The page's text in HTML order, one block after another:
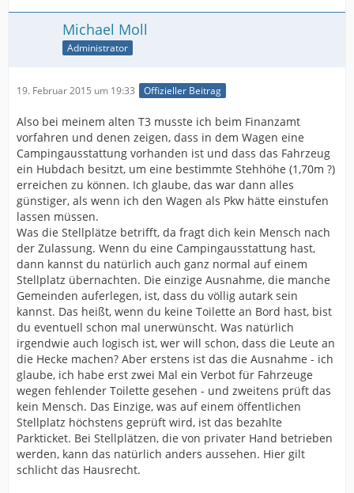
Michael Moll
Administrator
19. Februar 2015 um 19:33 Offizieller Beitrag
Also bei meinem alten T3 musste ich beim Finanzamt
vorfahren und denen zeigen, dass in dem Wagen eine
Campingausstattung vorhanden ist und dass das Fahrzeug
ein Hubdach besitzt, um eine bestimmte Stehhöhe (1,70m ?)
erreichen zu können. Ich glaube, das war dann alles
günstiger, als wenn ich den Wagen als Pkw hätte einstufen
lassen müssen.
Was die Stellplätze betrifft, da fragt dich kein Mensch nach
der Zulassung. Wenn du eine Campingausstattung hast,
dann kannst du natürlich auch ganz normal auf einem
Stellplatz übernachten. Die einzige Ausnahme, die manche
Gemeinden auferlegen, ist, dass du völlig autark sein
kannst. Das heißt, wenn du keine Toilette an Bord hast, bist
du eventuell schon mal unerwünscht. Was natürlich
irgendwie auch logisch ist, wer will schon, dass die Leute an
die Hecke machen? Aber erstens ist das die Ausnahme - ich
glaube, ich habe erst zwei Mal ein Verbot für Fahrzeuge
wegen fehlender Toilette gesehen - und zweitens prüft das
kein Mensch. Das Einzige, was auf einem öffentlichen
Stellplatz höchstens geprüft wird, ist das bezahlte
Parkticket. Bei Stellplätzen, die von privater Hand betrieben
werden, kann das natürlich anders aussehen. Hier gilt
schlicht das Hausrecht.